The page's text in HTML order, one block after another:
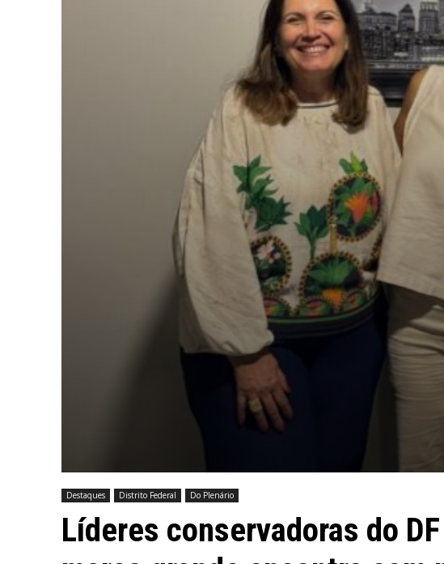
Destaques Distrito Federal Do Plenário
Líderes conservadoras do